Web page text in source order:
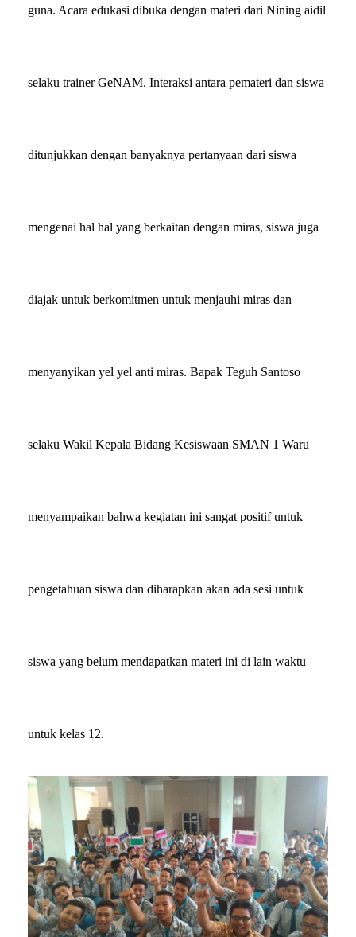
guna. Acara edukasi dibuka dengan materi dari Nining aidil
selaku trainer GeNAM. Interaksi antara pemateri dan siswa
ditunjukkan dengan banyaknya pertanyaan dari siswa
mengenai hal hal yang berkaitan dengan miras, siswa juga
diajak untuk berkomitmen untuk menjauhi miras dan
menyanyikan yel yel anti miras. Bapak Teguh Santoso
selaku Wakil Kepala Bidang Kesiswaan SMAN 1 Waru
menyampaikan bahwa kegiatan ini sangat positif untuk
pengetahuan siswa dan diharapkan akan ada sesi untuk
siswa yang belum mendapatkan materi ini di lain waktu
untuk kelas 12.